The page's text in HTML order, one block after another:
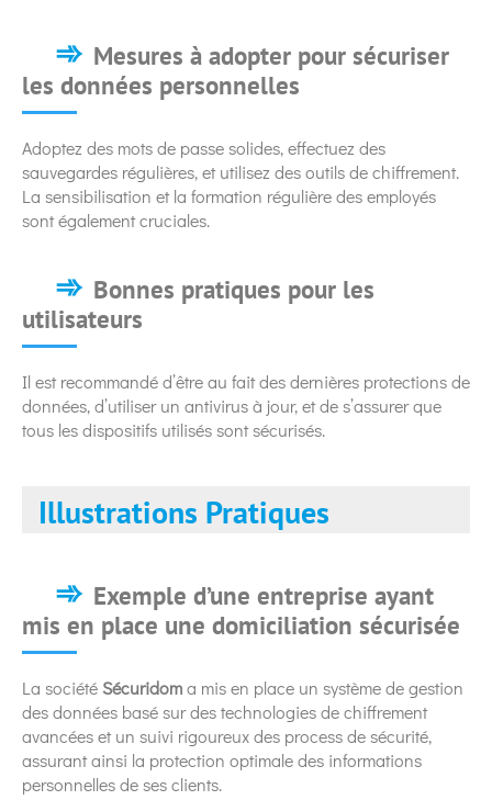
Mesures à adopter pour sécuriser
les données personnelles
Adoptez des mots de passe solides, effectuez des
sauvegardes régulières, et utilisez des outils de chiffrement.
La sensibilisation et la formation régulière des employés
sont également cruciales.
Bonnes pratiques pour les
utilisateurs
Il est recommandé d’être au fait des dernières protections de
données, d’utiliser un antivirus à jour, et de s’assurer que
tous les dispositifs utilisés sont sécurisés.
Illustrations Pratiques
Exemple d’une entreprise ayant
mis en place une domiciliation sécurisée
La sociétéSécuridoma mis en place un système de gestion
des données basé sur des technologies de chiffrement
avancées et un suivi rigoureux des process de sécurité,
assurant ainsi la protection optimale des informations
personnelles de ses clients.